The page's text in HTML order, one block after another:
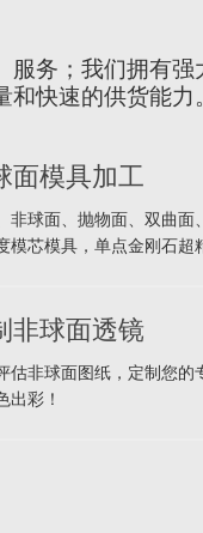
务；我们拥有
快速的供货能力。
面模具加工
非球面、抛物面、双曲面
模芯模具，单点金刚石超
非球面透镜
估非球面图纸，定制您的
出彩！